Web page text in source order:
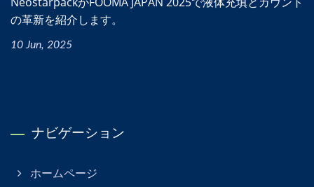
の革新を紹介します。
10 Jun, 2025
ナビゲーション
ホームページ